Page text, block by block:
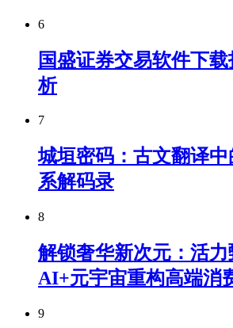
6
国盛证券交易软件下
析
7
城垣密码：古文翻译
系解码录
8
解锁奢华新次元：活
AI+元宇宙重构高端消
9